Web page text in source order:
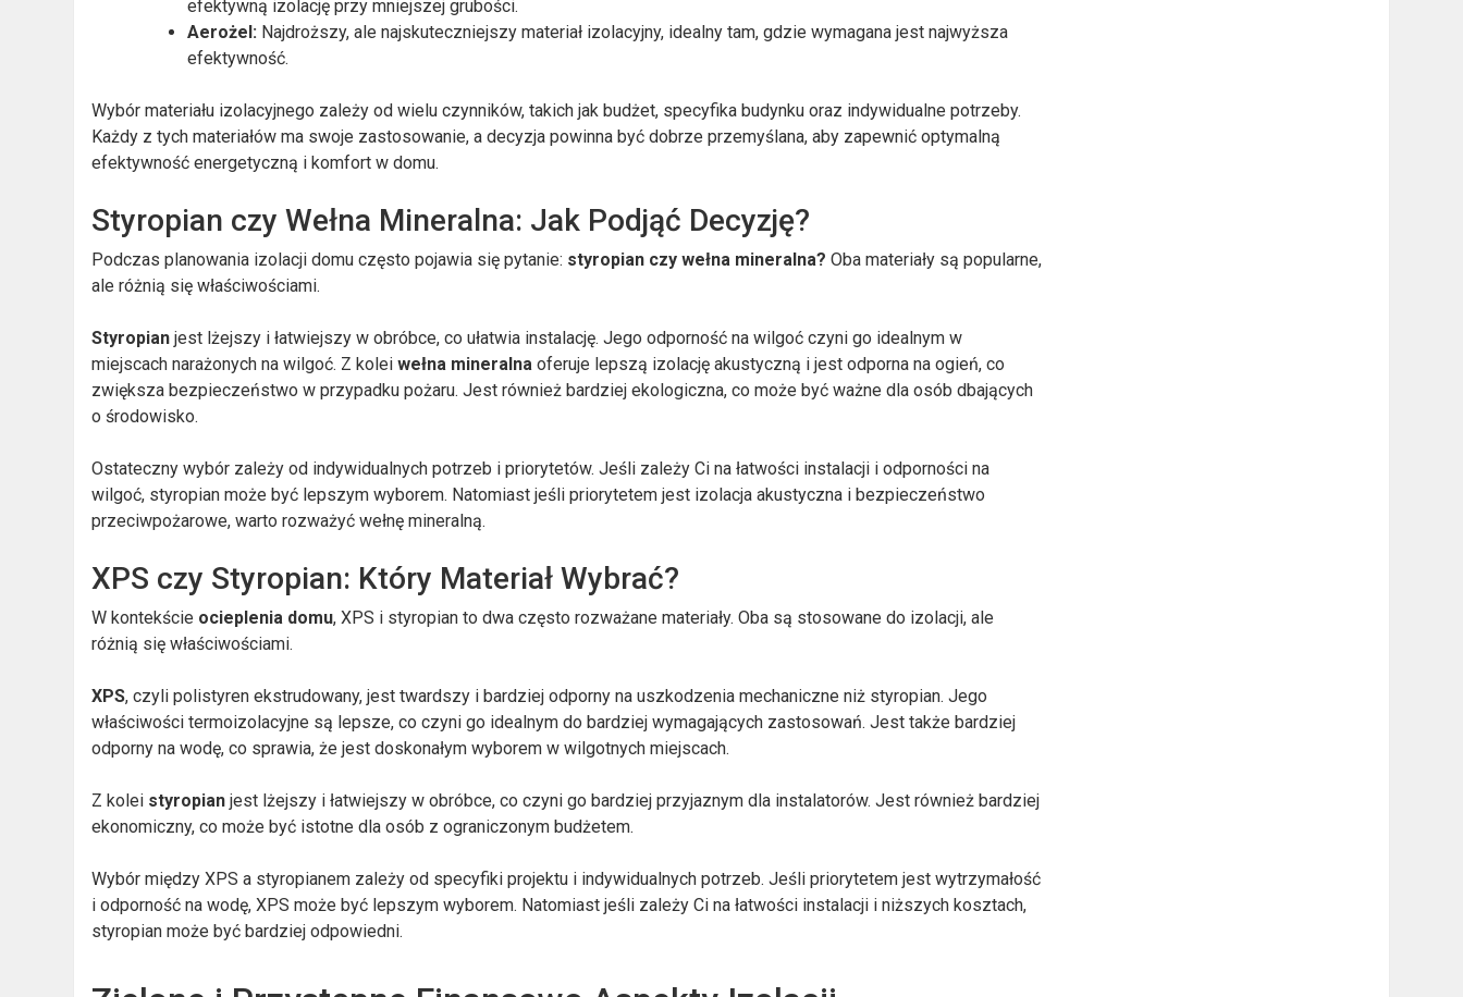
efektywną izolację przy mniejszej grubości.
Aerożel: Najdroższy, ale najskuteczniejszy materiał izolacyjny, idealny tam, gdzie wymagana jest najwyższa
efektywność.
Wybór materiału izolacyjnego zależy od wielu czynników, takich jak budżet, specyfika budynku oraz indywidualne potrzeby.
Każdy z tych materiałów ma swoje zastosowanie, a decyzja powinna być dobrze przemyślana, aby zapewnić optymalną
efektywność energetyczną i komfort w domu.
Styropian czy Wełna Mineralna: Jak Podjąć Decyzję?
Podczas planowania izolacji domu często pojawia się pytanie: styropian czy wełna mineralna? Oba materiały są popularne,
ale różnią się właściwościami.
Styropian jest lżejszy i łatwiejszy w obróbce, co ułatwia instalację. Jego odporność na wilgoć czyni go idealnym w
miejscach narażonych na wilgoć. Z koleiwełna mineralna oferuje lepszą izolację akustyczną i jest odporna na ogień, co
zwiększa bezpieczeństwo w przypadku pożaru. Jest również bardziej ekologiczna, co może być ważne dla osób dbających
o środowisko.
Ostateczny wybór zależy od indywidualnych potrzeb i priorytetów. Jeśli zależy Ci na łatwości instalacji i odporności na
wilgoć, styropian może być lepszym wyborem. Natomiast jeśli priorytetem jest izolacja akustyczna i bezpieczeństwo
przeciwpożarowe, warto rozważyć wełnę mineralną.
XPS czy Styropian: Który Materiał Wybrać?
W kontekście ocieplenia domu, XPS i styropian to dwa często rozważane materiały. Oba są stosowane do izolacji, ale
różnią się właściwościami.
XPS, czyli polistyren ekstrudowany, jest twardszy i bardziej odporny na uszkodzenia mechaniczne niż styropian. Jego
właściwości termoizolacyjne są lepsze, co czyni go idealnym do bardziej wymagających zastosowań. Jest także bardziej
odporny na wodę, co sprawia, że jest doskonałym wyborem w wilgotnych miejscach.
Z kolei styropian jest lżejszy i łatwiejszy w obróbce, co czyni go bardziej przyjaznym dla instalatorów. Jest również bardziej
ekonomiczny, co może być istotne dla osób z ograniczonym budżetem.
Wybór między XPS a styropianem zależy od specyfiki projektu i indywidualnych potrzeb. Jeśli priorytetem jest wytrzymałość
i odporność na wodę, XPS może być lepszym wyborem. Natomiast jeśli zależy Ci na łatwości instalacji i niższych kosztach,
styropian może być bardziej odpowiedni.